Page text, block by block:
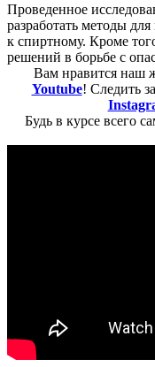
Проведенное
разработать методы
к спиртному. Кроме
решений в борьбе с
Вам нравится наш
Youtube! Следить
Будь в курсе всего